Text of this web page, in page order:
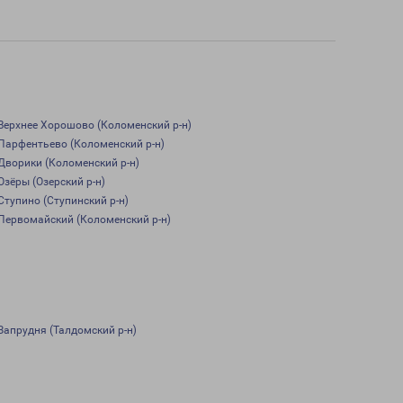
Хорошово (Коломенский р-н)
(Коломенский р-н)
(Коломенский р-н)
(Озерский р-н)
(Ступинский р-н)
(Коломенский р-н)
(Талдомский р-н)